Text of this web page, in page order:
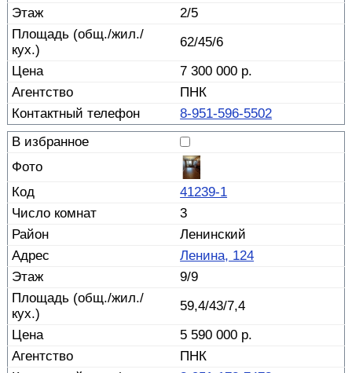
2/5
62/45/6
7 300 000 р.
ПНК
8-951-596-5502
41239-1
3
Ленинский
Ленина, 124
9/9
59,4/43/7,4
5 590 000 р.
ПНК